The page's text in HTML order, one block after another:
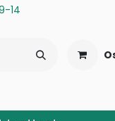
14